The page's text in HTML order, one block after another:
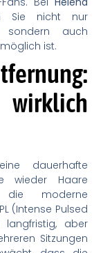
Sie nicht nur
sondern auch
ist.
dauerhafte
wieder Haare
die moderne
(Intense Pulsed
aber
Sitzungen